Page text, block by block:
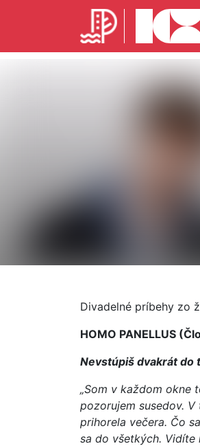
Divadelné príbehy zo
HOMO PANELLUS
Nevstúpiš dvakrát do
„Som v každom okne
pozorujem susedov.
prihorela večera. Čo
sa do všetkých. Vidíte